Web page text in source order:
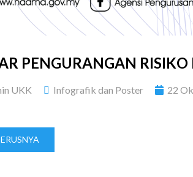
PENGURANGAN
UKK Infografik dan Poster 22